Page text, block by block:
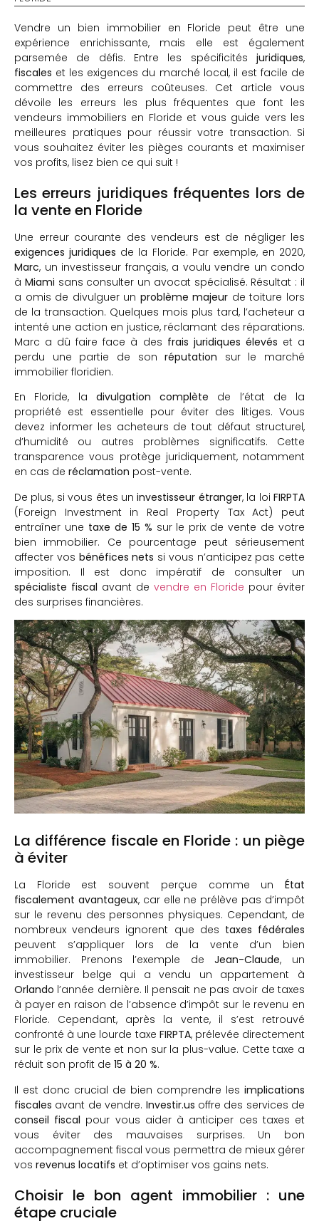
Vendre un bien immobilier en Floride peut être une
expérience enrichissante, mais elle est également
parsemée de défis. Entre les spécificités juridiques,
fiscales et les exigences du marché local, il est facile de
commettre des erreurs coûteuses. Cet article vous
dévoile les erreurs les plus fréquentes que font les
vendeurs immobiliers en Floride et vous guide vers les
meilleures pratiques pour réussir votre transaction. Si
vous souhaitez éviter les pièges courants et maximiser
vos profits, lisez bien ce qui suit !
Les erreurs juridiques fréquentes lors de
la vente en Floride
Une erreur courante des vendeurs est de négliger les
exigences juridiques de la Floride. Par exemple, en 2020,
Marc, un investisseur français, a voulu vendre un condo
à Miami sans consulter un avocat spécialisé. Résultat : il
a omis de divulguer un problème majeur de toiture lors
de la transaction. Quelques mois plus tard, l’acheteur a
intenté une action en justice, réclamant des réparations.
Marc a dû faire face à des frais juridiques élevés et a
perdu une partie de sonréputation sur le marché
immobilier floridien.
En Floride, la divulgation complète de l’état de la
propriété est essentielle pour éviter des litiges. Vous
devez informer les acheteurs de tout défaut structurel,
d’humidité ou autres problèmes significatifs. Cette
transparence vous protège juridiquement, notamment
en cas de réclamation post-vente.
De plus, si vous êtes uninvestisseur étranger, la loiFIRPTA
(Foreign Investment in Real Property Tax Act) peut
entraîner une taxe de 15 % sur le prix de vente de votre
bien immobilier. Ce pourcentage peut sérieusement
affecter vos bénéfices nets si vous n’anticipez pas cette
imposition. Il est donc impératif de consulter un
spécialiste fiscal avant de vendre en Floride pour éviter
des surprises financières.
La différence fiscale en Floride : un piège
à éviter
La Floride est souvent perçue comme un État
fiscalement avantageux, car elle ne prélève pas d’impôt
sur le revenu des personnes physiques. Cependant, de
nombreux vendeurs ignorent que des taxes fédérales
peuvent s’appliquer lors de la vente d’un bien
immobilier. Prenons l’exemple deJean-Claude, un
investisseur belge qui a vendu un appartement à
Orlando l’année dernière. Il pensait ne pas avoir de taxes
à payer en raison de l’absence d’impôt sur le revenu en
Floride. Cependant, après la vente, il s’est retrouvé
confronté à une lourde taxe FIRPTA, prélevée directement
sur le prix de vente et non sur la plus-value. Cette taxe a
réduit son profit de 15 à 20 %.
Il est donc crucial de bien comprendre les implications
fiscales avant de vendre. Investir.us offre des services de
conseil fiscal pour vous aider à anticiper ces taxes et
vous éviter des mauvaises surprises. Un bon
accompagnement fiscal vous permettra de mieux gérer
vos revenus locatifs et d’optimiser vos gains nets.
Choisir le bon agent immobilier : une
étape cruciale